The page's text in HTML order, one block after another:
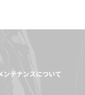
ンテナンスについて